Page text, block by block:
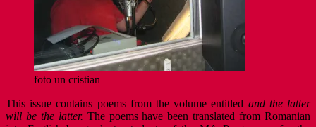
foto un cristian
This issue contains poems from the volume entitled and the latter
will be the latter. The poems have been translated from Romanian